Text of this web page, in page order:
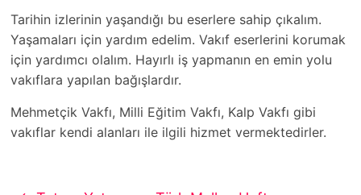
Tarihin izlerinin yaşandığı bu eserlere sahip çıkalım.
Yaşamaları için yardım edelim. Vakıf eserlerini korumak
için yardımcı olalım. Hayırlı iş yapmanın en emin yolu
vakıflara yapılan bağışlardır.
Mehmetçik Vakfı, Milli Eğitim Vakfı, Kalp Vakfı gibi
vakıflar kendi alanları ile ilgili hizmet vermektedirler.